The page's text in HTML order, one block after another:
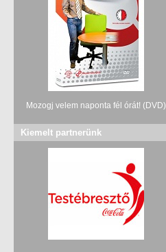
Mozogj velem naponta fél órát! (DVD)
Kiemelt partnerünk